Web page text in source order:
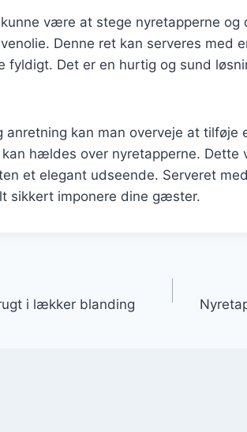
være at stege nyretapperne
Denne ret kan serveres med
fyldigt. Det er en hurtig og sund
anretning kan man overveje at tilføje
hældes over nyretapperne. Dette
et elegant udseende. Serveret
sikkert imponere dine gæster.
i lækker blanding